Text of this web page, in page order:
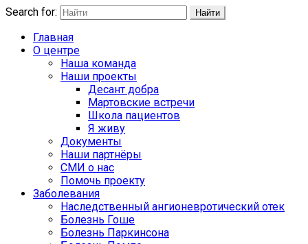
Search for: Найти
Главная
О центре
Наша команда
Наши проекты
Десант добра
Мартовские встречи
Школа пациентов
Я живу
Документы
Наши партнёры
СМИ о нас
Помочь проекту
Заболевания
Наследственный ангионевротический отек
Болезнь Гоше
Болезнь Паркинсона